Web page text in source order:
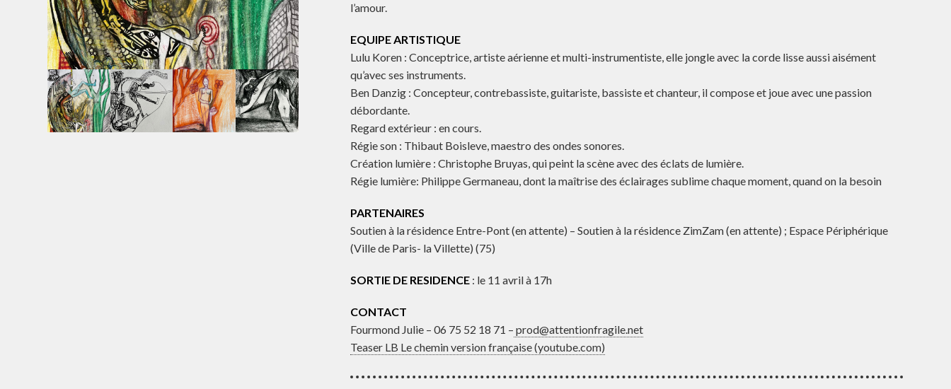
l’amour.
EQUIPE ARTISTIQUE
Lulu Koren : Conceptrice, artiste aérienne et multi-instrumentiste, elle jongle avec la corde lisse aussi aisément
qu’avec ses instruments.
Ben Danzig : Concepteur, contrebassiste, guitariste, bassiste et chanteur, il compose et joue avec une passion
débordante.
Regard extérieur : en cours.
Régie son : Thibaut Boisleve, maestro des ondes sonores.
Création lumière : Christophe Bruyas, qui peint la scène avec des éclats de lumière.
Régie lumière: Philippe Germaneau, dont la maîtrise des éclairages sublime chaque moment, quand on la besoin
PARTENAIRES
Soutien à la résidence Entre-Pont (en attente) – Soutien à la résidence ZimZam (en attente) ; Espace Périphérique
(Ville de Paris- la Villette) (75)
SORTIE DE RESIDENCE: le 11 avril à 17h
CONTACT
Fourmond Julie – 06 75 52 18 71 – prod@attentionfragile.net
Teaser LB Le chemin version française (youtube.com)